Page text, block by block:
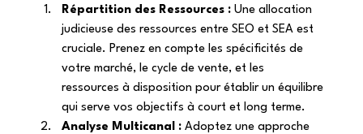
Répartition des Ressources : Une allocation
judicieuse des ressources entre SEO et SEA est
cruciale. Prenez en compte les spécificités de
votre marché, le cycle de vente, et les
ressources à disposition pour établir un équilibre
qui serve vos objectifs à court et long terme.
Analyse Multicanal : Adoptez une approche